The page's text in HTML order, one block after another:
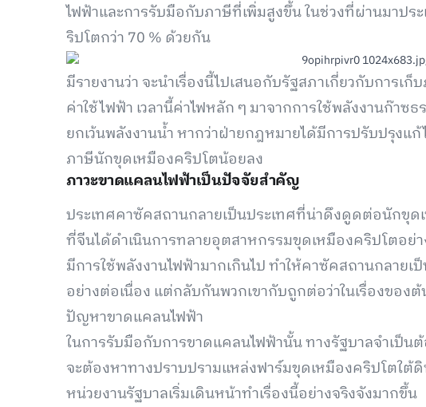
ไฟฟ้าและการรับมือกับภาษีที่เพิ่มสูงขึ้น ในช่วงที่ผ่านมาป
ริปโตกว่า 70 % ด้วยกัน
มีรายงานว่า จะนำเรื่องนี้ไปเสนอกับรัฐสภาเกี่ยวกับการ
ค่าใช้ไฟฟ้า เวลานี้ค่าไฟหลัก ๆ มาจากการใช้พลังงานก๊า
ยกเว้นพลังงานน้ำ หากว่าฝ่ายกฎหมายได้มีการปรับปรุงแ
ภาษีนักขุดเหมืองคริปโตน้อยลง
ภาวะขาดแคลนไฟฟ้าเป็นปัจจัยสำคัญ
ประเทศคาซัคสถานกลายเป็นประเทศที่น่าดึงดูดต่อนักขุด
ที่จีนได้ดำเนินการทลายอุตสาหกรรมขุดเหมืองคริปโตอย่
มีการใช้พลังงานไฟฟ้ามากเกินไป ทำให้คาซัคสถานกลาย
อย่างต่อเนื่อง แต่กลับกันพวกเขากับถูกต่อว่าในเรื่องของ
ปัญหาขาดแคลนไฟฟ้า
ในการรับมือกับการขาดแคลนไฟฟ้านั้น ทางรัฐบาลจำเป็นต้
จะต้องหาทางปราบปรามแหล่งฟาร์มขุดเหมืองคริปโตใต้
หน่วยงานรัฐบาลเริ่มเดินหน้าทำเรื่องนี้อย่างจริงจังมากขึ้น